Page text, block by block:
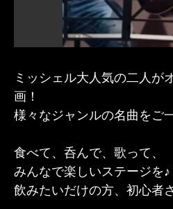
ミッシェル大人気の二人が
画！
様々なジャンルの名曲をご
食べて、呑んで、歌って、
みんなで楽しいステージを♪
飲みたいだけの方、初心者